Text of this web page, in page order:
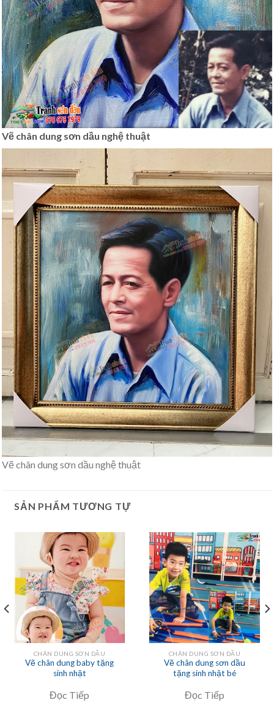
Vẽ chân dung sơn dầu nghệ thuật
Vẽ chân dung sơn dầu nghệ thuật
SẢN PHẨM TƯƠNG TỰ
CHÂN DUNG SƠN DẦU
Vẽ chân dung baby tặng
sinh nhật
Đọc Tiếp
CHÂN DUNG SƠN DẦU
Vẽ chân dung sơn dầu
tặng sinh nhật bé
Đọc Tiếp